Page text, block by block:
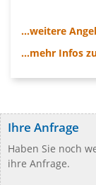
...weitere
...mehr Infos
Ihre Anfrage
Haben Sie noch
ihre Anfrage.